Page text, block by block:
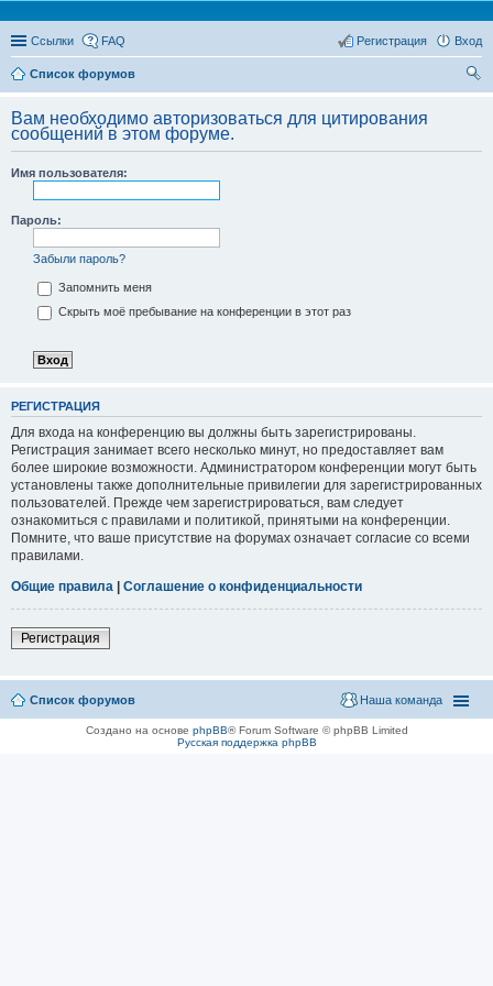
Ссылки FAQ Вход
Регистрация
Список форумов
Вам необходимо авторизоваться для цитирования
сообщений в этом форуме.
Имя пользователя:
Пароль:
Забыли пароль?
Запомнить меня
Скрыть моё пребывание на конференции в этот раз
РЕГИСТРАЦИЯ
Для входа на конференцию вы должны быть зарегистрированы.
Регистрация занимает всего несколько минут, но предоставляет вам
более широкие возможности. Администратором конференции могут быть
установлены также дополнительные привилегии для зарегистрированных
пользователей. Прежде чем зарегистрироваться, вам следует
ознакомиться с правилами и политикой, принятыми на конференции.
Помните, что ваше присутствие на форумах означает согласие со всеми
правилами.
Общие правила | Соглашение о конфиденциальности
Регистрация
Список форумов Наша команда
Создано на основе phpBB® Forum Software © phpBB Limited
Русская поддержка phpBB